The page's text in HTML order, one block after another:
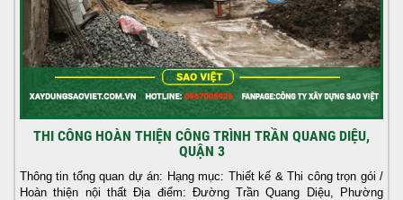
THI CÔNG HOÀN THIỆN CÔNG TRÌNH TRẦN QUANG DIỆU,
QUẬN 3
Thông tin tổng quan dự án: Hạng mục: Thiết kế & Thi công trọn gói /
Hoàn thiện nội thất Địa điểm: Đường Trần Quang Diệu, Phường